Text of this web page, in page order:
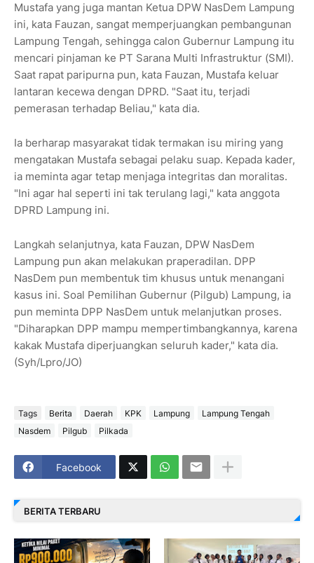
Mustafa yang juga mantan Ketua DPW NasDem Lampung
ini, kata Fauzan, sangat memperjuangkan pembangunan
Lampung Tengah, sehingga calon Gubernur Lampung itu
mencari pinjaman ke PT Sarana Multi Infrastruktur (SMI).
Saat rapat paripurna pun, kata Fauzan, Mustafa keluar
lantaran kecewa dengan DPRD. "Saat itu, terjadi
pemerasan terhadap Beliau," kata dia.
Ia berharap masyarakat tidak termakan isu miring yang
mengatakan Mustafa sebagai pelaku suap. Kepada kader,
ia meminta agar tetap menjaga integritas dan moralitas.
"Ini agar hal seperti ini tak terulang lagi," kata anggota
DPRD Lampung ini.
Langkah selanjutnya, kata Fauzan, DPW NasDem
Lampung pun akan melakukan praperadilan. DPP
NasDem pun membentuk tim khusus untuk menangani
kasus ini. Soal Pemilihan Gubernur (Pilgub) Lampung, ia
pun meminta DPP NasDem untuk melanjutkan proses.
"Diharapkan DPP mampu mempertimbangkannya, karena
kakak Mustafa diperjuangkan seluruh kader," kata dia.
(Syh/Lpro/JO)
Tags Berita Daerah KPK Lampung
Lampung Tengah
Nasdem
Pilgub Pilkada
Facebook
BERITA TERBARU